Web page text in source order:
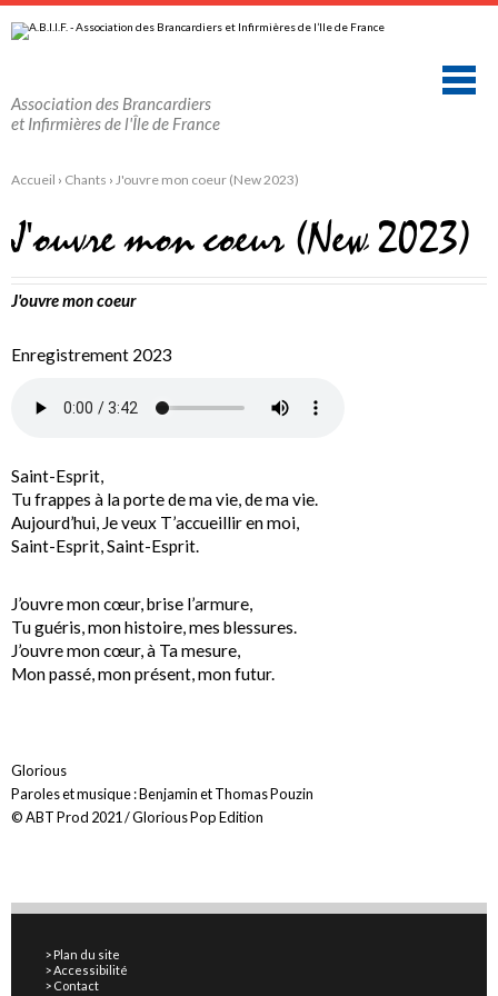
au
contenu.
navigation
personnels
Association des Brancardiers
et Infirmières de l'Île de France
Accueil › Chants › J'ouvre mon coeur (New 2023)
J'ouvre mon coeur (New 2023)
J'ouvre mon coeur
Enregistrement 2023
Saint-Esprit,
Tu frappes à la porte de ma vie, de ma vie.
Aujourd’hui, Je veux T’accueillir en moi,
Saint-Esprit, Saint-Esprit.
J’ouvre mon cœur, brise l’armure,
Tu guéris, mon histoire, mes blessures.
J’ouvre mon cœur, à Ta mesure,
Mon passé, mon présent, mon futur.
Glorious
Paroles et musique : Benjamin et Thomas Pouzin
© ABT Prod 2021 / Glorious Pop Edition
Plan du site
Accessibilité
Contact